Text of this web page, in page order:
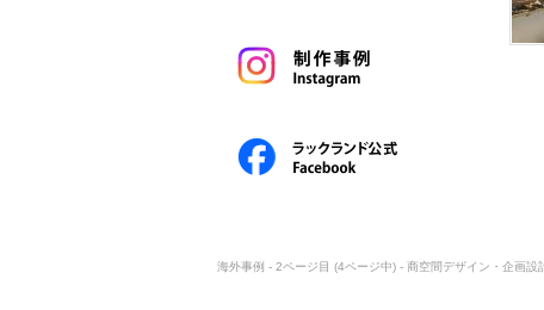
海外事例 - 2ページ目 (4ページ中) - 商空間デザイン・企画